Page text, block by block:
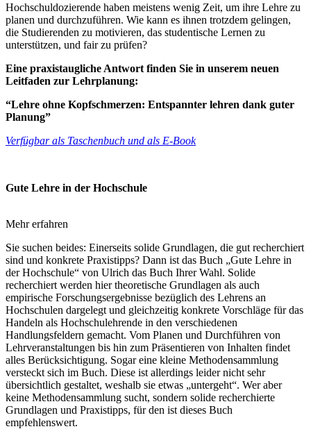
Hochschuldozierende haben meistens wenig Zeit, um ihre Lehre zu
planen und durchzuführen. Wie kann es ihnen trotzdem gelingen,
die Studierenden zu motivieren, das studentische Lernen zu
unterstützen, und fair zu prüfen?
Eine praxistaugliche Antwort finden Sie in unserem neuen
Leitfaden zur Lehrplanung:
“Lehre ohne Kopfschmerzen: Entspannter lehren dank guter
Planung”
Verfügbar als Taschenbuch und als E-Book
Gute Lehre in der Hochschule
Mehr erfahren
Sie suchen beides: Einerseits solide Grundlagen, die gut recherchiert
sind und konkrete Praxistipps? Dann ist das Buch „Gute Lehre in
der Hochschule“ von Ulrich das Buch Ihrer Wahl. Solide
recherchiert werden hier theoretische Grundlagen als auch
empirische Forschungsergebnisse bezüglich des Lehrens an
Hochschulen dargelegt und gleichzeitig konkrete Vorschläge für das
Handeln als Hochschulehrende in den verschiedenen
Handlungsfeldern gemacht. Vom Planen und Durchführen von
Lehrveranstaltungen bis hin zum Präsentieren von Inhalten findet
alles Berücksichtigung. Sogar eine kleine Methodensammlung
versteckt sich im Buch. Diese ist allerdings leider nicht sehr
übersichtlich gestaltet, weshalb sie etwas „untergeht“. Wer aber
keine Methodensammlung sucht, sondern solide recherchierte
Grundlagen und Praxistipps, für den ist dieses Buch
empfehlenswert.